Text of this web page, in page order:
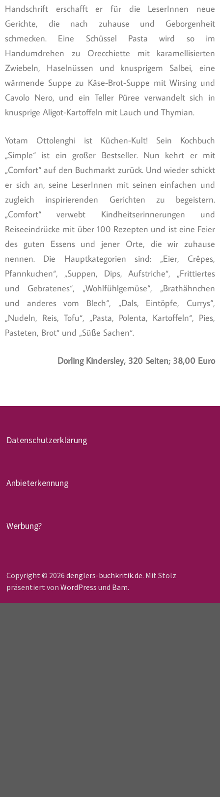
Handschrift erschafft er für die LeserInnen neue
Gerichte, die nach zuhause und Geborgenheit
schmecken. Eine Schüssel Pasta wird so im
Handumdrehen zu Orecchiette mit karamellisierten
Zwiebeln, Haselnüssen und knusprigem Salbei, eine
wärmende Suppe zu Käse-Brot-Suppe mit Wirsing und
Cavolo Nero, und ein Teller Püree verwandelt sich in
knusprige Aligot-Kartoffeln mit Lauch und Thymian.
Yotam Ottolenghi ist Küchen-Kult! Sein Kochbuch
„Simple“ ist ein großer Bestseller. Nun kehrt er mit
„Comfort“ auf den Buchmarkt zurück. Und wieder schickt
er sich an, seine LeserInnen mit seinen einfachen und
zugleich inspirierenden Gerichten zu begeistern.
„Comfort“ verwebt Kindheitserinnerungen und
Reiseeindrücke mit über 100 Rezepten und ist eine Feier
des guten Essens und jener Orte, die wir zuhause
nennen. Die Hauptkategorien sind: „Eier, Crêpes,
Pfannkuchen“, „Suppen, Dips, Aufstriche“, „Frittiertes
und Gebratenes“, „Wohlfühlgemüse“, „Brathähnchen
und anderes vom Blech“, „Dals, Eintöpfe, Currys“,
„Nudeln, Reis, Tofu“, „Pasta, Polenta, Kartoffeln“, Pies,
Pasteten, Brot“ und „Süße Sachen“.
Dorling Kindersley, 320 Seiten; 38,00 Euro
Datenschutzerklärung
Anbieterkennung
Werbung?
Copyright © 2026 denglers-buchkritik.de. Mit Stolz
präsentiert von WordPress und Bam.